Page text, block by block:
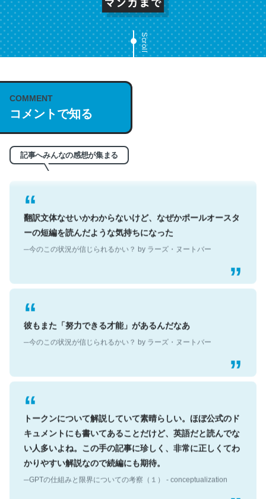
Scroll
COMMENT
コメントで知る
記事へみんなの感想が集まる
これは名文。彼はとてもクレバーなんだろうなと凄く思
う。英語少しでも読める人は原文もお勧め。自分はこの流
れ好き。Let’s Fucking Go. Then Covid hit. Shit.
─今のこの状況が信じられるかい？ by ラーズ・ヌートバー
翻訳文体なせいかわからないけど、なぜかポールオースタ
ーの短編を読んだような気持ちになった
彼もまた「努力できる才能」があるんだなあ
トークンについて解説していて素晴らしい。ほぼ公式のド
キュメントにも書いてあることだけど、英語だと読んでな
い人多いよね。この手の記事に珍しく、非常に正しくてわ
かりやすい解説なので続編にも期待。